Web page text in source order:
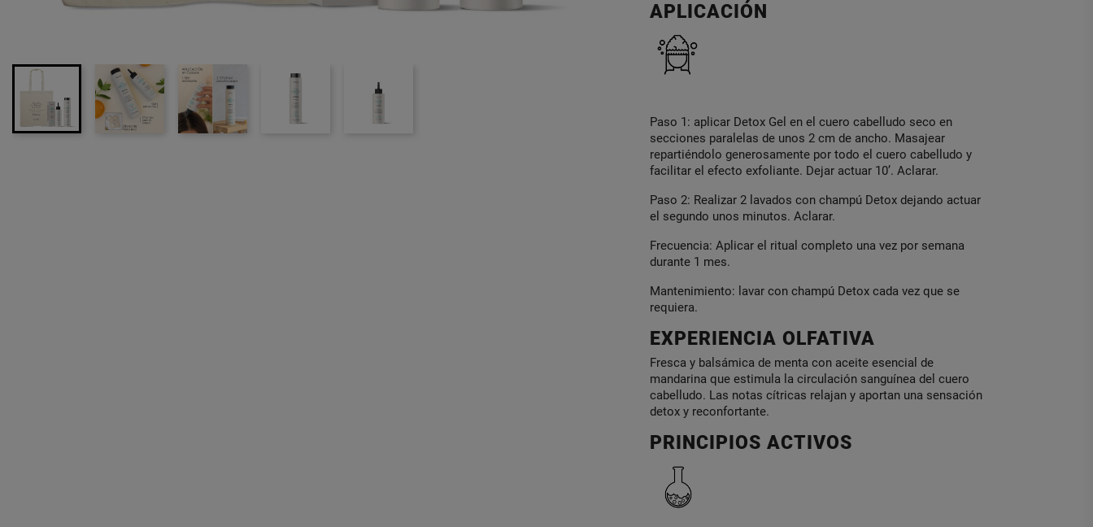
APLICACIÓN
Paso 1: aplicar Detox Gel en el cuero cabelludo seco en
secciones paralelas de unos 2 cm de ancho. Masajear
repartiéndolo generosamente por todo el cuero cabelludo y
facilitar el efecto exfoliante. Dejar actuar 10’. Aclarar.
Paso 2: Realizar 2 lavados con champú Detox dejando actuar
el segundo unos minutos. Aclarar.
Frecuencia: Aplicar el ritual completo una vez por semana
durante 1 mes.
Mantenimiento: lavar con champú Detox cada vez que se
requiera.
EXPERIENCIA OLFATIVA
Fresca y balsámica de menta con aceite esencial de
mandarina que estimula la circulación sanguínea del cuero
cabelludo. Las notas cítricas relajan y aportan una sensación
detox y reconfortante.
PRINCIPIOS ACTIVOS